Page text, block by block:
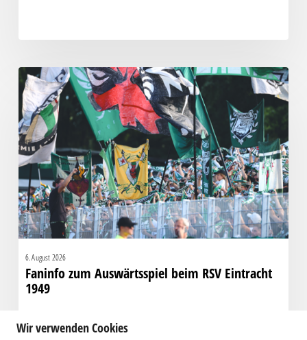
Faninfo
zum
Auswärtsspiel
beim
RSV
Eintracht
6. August 2026
Faninfo zum Auswärtsspiel beim RSV Eintracht
1949
Wir verwenden Cookies